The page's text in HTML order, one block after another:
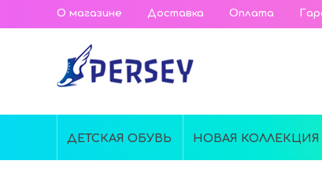
О магазине Доставка Оплата
ДЕТСКАЯ ОБУВЬ НОВАЯ КОЛЛЕКЦИЯ